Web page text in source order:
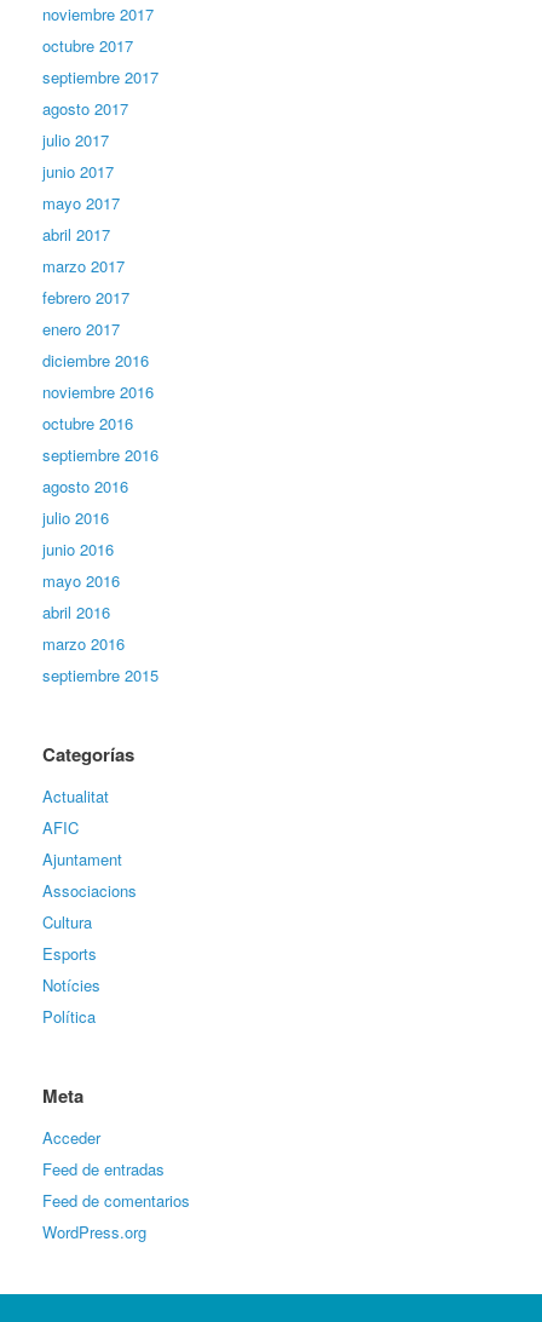
noviembre 2017
octubre 2017
septiembre 2017
agosto 2017
julio 2017
junio 2017
mayo 2017
abril 2017
marzo 2017
febrero 2017
enero 2017
diciembre 2016
noviembre 2016
octubre 2016
septiembre 2016
agosto 2016
julio 2016
junio 2016
mayo 2016
abril 2016
marzo 2016
septiembre 2015
Categorías
Actualitat
AFIC
Ajuntament
Associacions
Cultura
Esports
Notícies
Política
Meta
Acceder
Feed de entradas
Feed de comentarios
WordPress.org